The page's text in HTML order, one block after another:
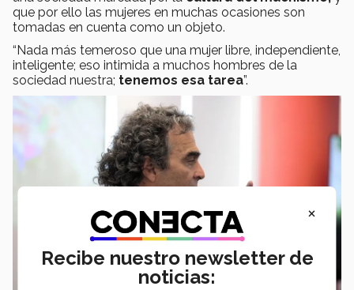
que por ello las mujeres en muchas ocasiones son
tomadas en cuenta como un objeto.
“Nada más temeroso que una mujer libre, independiente,
inteligente; eso intimida a muchos hombres de la
sociedad nuestra; tenemos esa tarea”.
×
Recibe nuestro newsletter de
noticias: